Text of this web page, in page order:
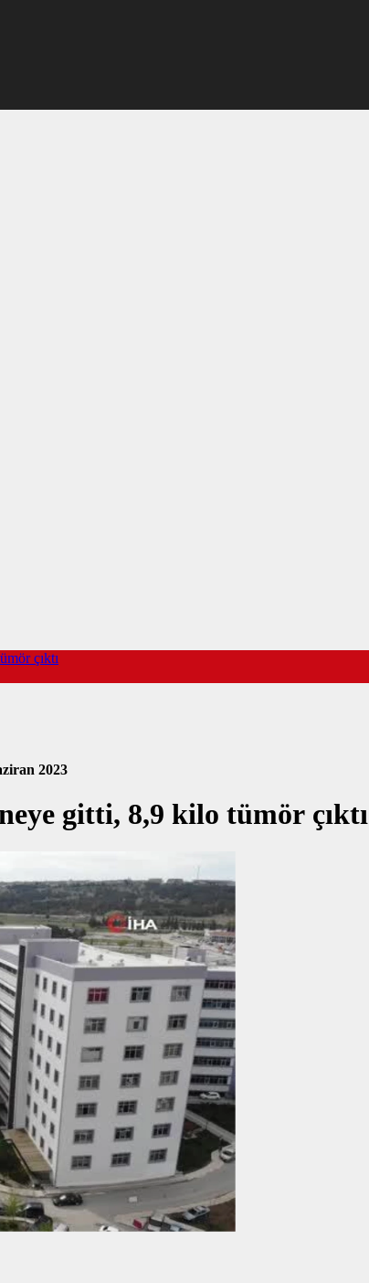
çıktı
2023
gitti, 8,9 kilo tümör çıktı